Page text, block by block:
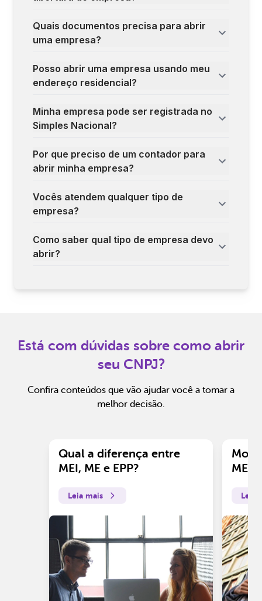
Quais documentos precisa para abrir
uma empresa?
Posso abrir uma empresa usando meu
endereço residencial?
Minha empresa pode ser registrada no
Simples Nacional?
Por que preciso de um contador para
abrir minha empresa?
Vocês atendem qualquer tipo de
empresa?
Como saber qual tipo de empresa devo
abrir?
Está com dúvidas sobre como abrir
seu CNPJ?
Confira conteúdos que vão ajudar você a tomar a
melhor decisão.
Qual a diferença entre
MEI, ME e EPP?
Leia mais
ME?
Leia